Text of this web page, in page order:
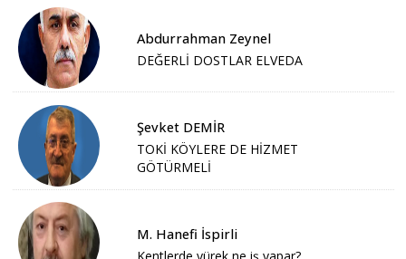
Abdurrahman Zeynel
DEĞERLİ DOSTLAR ELVEDA
Şevket DEMİR
TOKİ KÖYLERE DE HİZMET
GÖTÜRMELİ
M. Hanefi İspirli
Kentlerde yürek ne iş yapar?